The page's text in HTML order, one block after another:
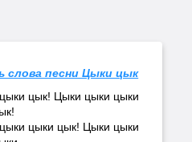
слова песни Цыки цык
цык! Цыки цыки цыки
цыки цык! Цыки цыки